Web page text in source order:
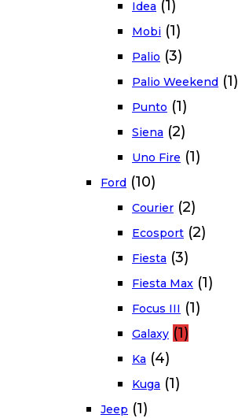
Idea (1)
Mobi (1)
Palio (3)
Palio Weekend (1)
Punto (1)
Siena (2)
Uno Fire (1)
Ford (10)
Courier (2)
Ecosport (2)
Fiesta (3)
Fiesta Max (1)
Focus III (1)
Galaxy (1)
Ka (4)
Kuga (1)
Jeep (1)